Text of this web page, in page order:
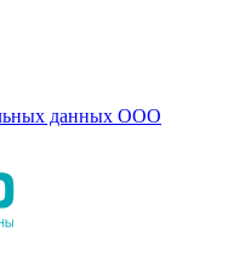
данных ООО